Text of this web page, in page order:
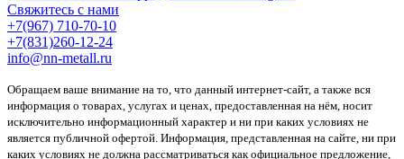
Свяжитесь с нами
+7(967) 710-70-10
+7(831)260-12-24
info@nn-metall.ru
Обращаем ваше внимание на то, что данный интернет-сайт, а также вся
информация о товарах, услугах и ценах, предоставленная на нём, носит
исключительно информационный характер и ни при каких условиях не
является публичной офертой. Информация, представленная на сайте, ни при
каких условиях не должна рассматриваться как официальное предложение,